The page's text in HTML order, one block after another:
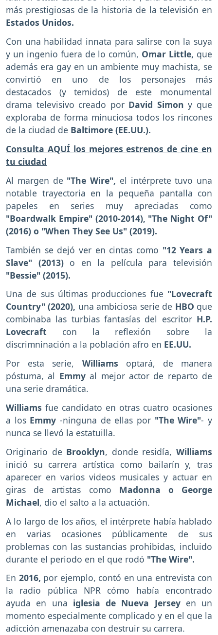
más prestigiosas de la historia de la televisión en
Estados Unidos.
Con una habilidad innata para salirse con la suya
y un ingenio fuera de lo común, Omar Little, que
además era gay en un ambiente muy machista, se
convirtió en uno de los personajes más
destacados (y temidos) de este monumental
drama televisivo creado por David Simony que
exploraba de forma minuciosa todos los rincones
de la ciudad de Baltimore (EE.UU.).
Consulta AQUÍ los mejores estrenos de cine en
tu ciudad
Al margen de "The Wire", el intérprete tuvo una
notable trayectoria en la pequeña pantalla con
papeles en series muy apreciadas como
"Boardwalk Empire" (2010-2014), "The Night Of"
(2016) o "When They See Us" (2019).
También se dejó ver en cintas como "12 Years a
Slave" (2013) o en la película para televisión
"Bessie" (2015).
Una de sus últimas producciones fue "Lovecraft
Country" (2020), una ambiciosa serie de HBO que
combinaba las turbias fantasías del escritor H.P.
Lovecraft con la reflexión sobre la
discrimninación a la población afro en EE.UU.
Por esta serie, Williams optará, de manera
póstuma, al Emmyal mejor actor de reparto de
una serie dramática.
Williams fue candidato en otras cuatro ocasiones
a losEmmy -ninguna de ellas por "The Wire"- y
nunca se llevó la estatuilla.
Originario de Brooklyn, donde residía,Williams
inició su carrera artística como bailarín y, tras
aparecer en varios videos musicales y actuar en
giras de artistas como Madonna o George
Michael, dio el salto a la actuación.
A lo largo de los años, el intérprete había hablado
en varias ocasiones públicamente de sus
problemas con las sustancias prohibidas, incluido
durante el periodo en el que rodó "The Wire".
En 2016, por ejemplo, contó en una entrevista con
la radio pública NPR cómo había encontrado
ayuda en una iglesia de Nueva Jerseyen un
momento especialmente complicado y en el que la
adicción amenazaba con destruir su carrera.